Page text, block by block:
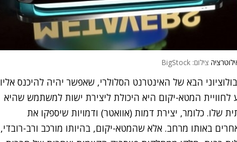
צילום: BigStock
הבא של האינטרנט הסלולרי, שאפשר יהיה להיכנס אליו
המטא-יקום היא היכולת ליצירת ישות למשתמש שהיא
כלומר, יצירת דמות (אוואטר) ודמויות שיספקו את
באותו מרחב. אלא שהמטא-יקום, בהיותו מורכב ורב-רובדי,